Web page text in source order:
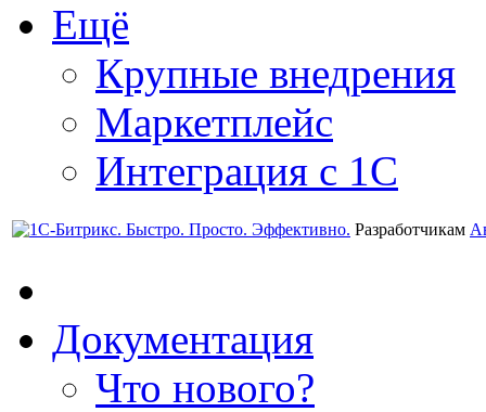
Ещё
Крупные внедрения
Маркетплейс
Интеграция с 1С
Разработчикам
Документация
Что нового?